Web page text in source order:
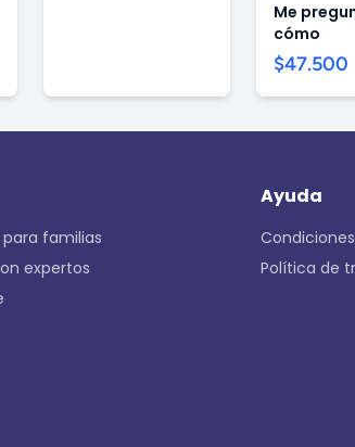
Me
cómo
$47.500
familias
expertos
Ayuda
Política de